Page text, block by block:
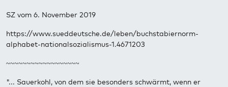
SZ vom 6. November 2019
https://www.sueddeutsche.de/leben/buchstabiernorm-
alphabet-nationalsozialismus-1.4671203
~~~~~~~~~~~~~~~~~~
"... Sauerkohl, von dem sie besonders schwärmt, wenn er